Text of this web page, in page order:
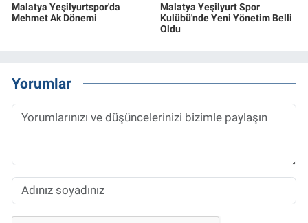
Malatya Yeşilyurtspor'da
Mehmet Ak Dönemi
Malatya Yeşilyurt Spor
Kulübü'nde Yeni Yönetim Belli
Oldu
Yorumlar